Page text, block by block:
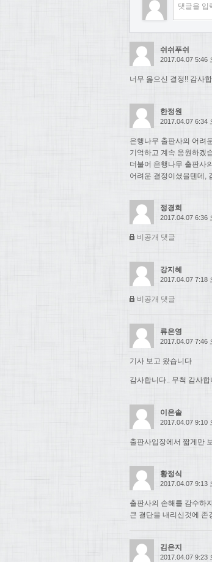
쉬쉬푸쉬
2017.04.07 5:46
너무 옳으신 결정!! 감사
한정원
2017.04.07 6:34
은행나무 출판사의 어려
기억하고 계속 응원하겠
더불어 은행나무 출판사
어려운 결정이셨을텐데,
정경희
2017.04.07 6:36
비공개 댓글
강지혜
2017.04.07 7:18
비공개 댓글
류은영
2017.04.07 7:46
기사 보고 왔습니다
감사합니다.. 무척 감사
이은솔
2017.04.07 9:10
출판사입장에서 짧게만
황정식
2017.04.07 9:13
출판사의 손해를 감수하
큰 결단을 내리신것에 존
김은지
2017.04.07 9:23